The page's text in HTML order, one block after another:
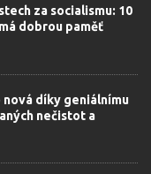
za socialismu: 10
dobrou paměť
díky geniálnímu
nečistot a